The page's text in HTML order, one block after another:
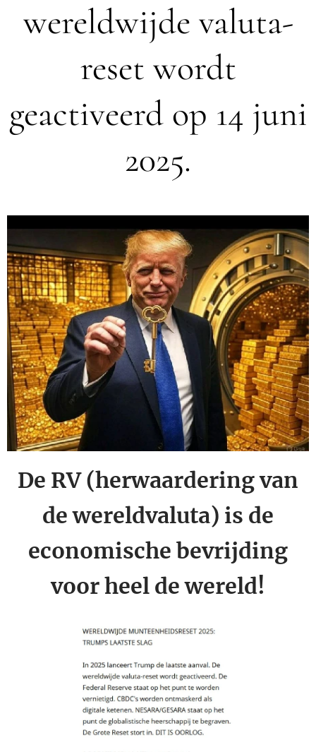
wereldwijde valuta-
reset wordt
geactiveerd op 14 juni
2025.
De RV (herwaardering van
de wereldvaluta) is de
economische bevrijding
voor heel de wereld!